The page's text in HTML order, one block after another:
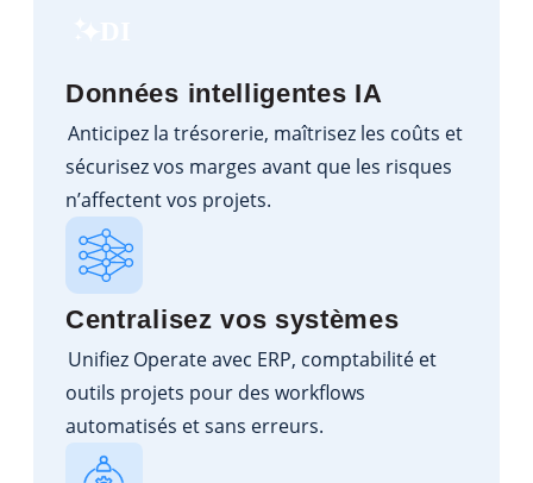
Données intelligentes IA
Anticipez la trésorerie, maîtrisez les coûts et
sécurisez vos marges avant que les risques
n’affectent vos projets.
Centralisez vos systèmes
Unifiez Operate avec ERP, comptabilité et
outils projets pour des workflows
automatisés et sans erreurs.